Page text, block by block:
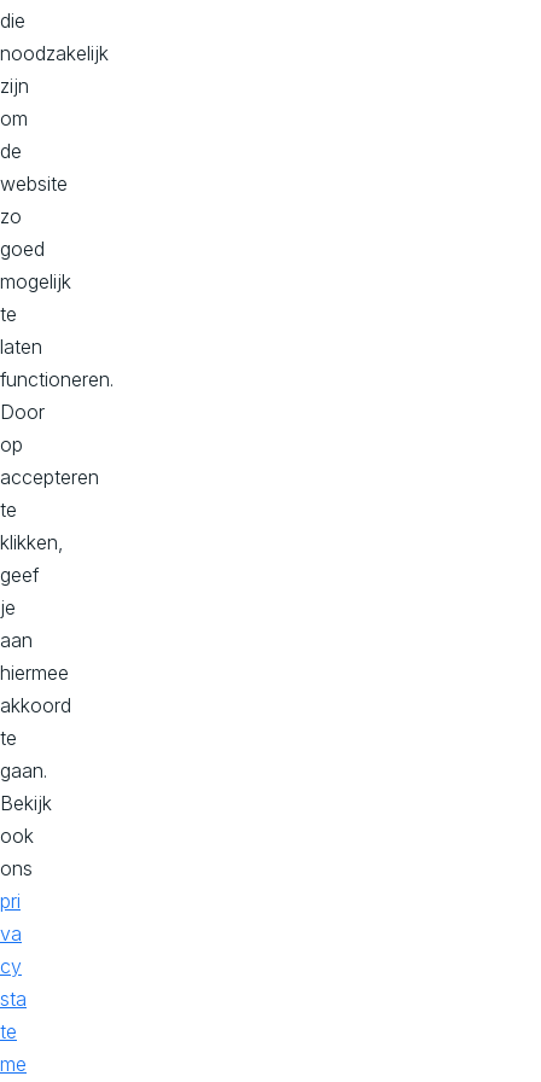
best
passende
technische
oplossing
die
ondersteunend
is
aan
je
business
doelstellingen.
Benieuwd
naar
hoe
wij
dit
aanpakken?
B
g
n
e
e
die
noodzakelijk
zijn
om
de
website
zo
goed
mogelijk
te
laten
functioneren.
Door
op
accepteren
te
klikken,
geef
je
aan
hiermee
akkoord
te
gaan.
Bekijk
ook
ons
pri
va
cy
sta
te
me